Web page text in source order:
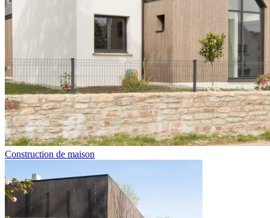
Construction de maison